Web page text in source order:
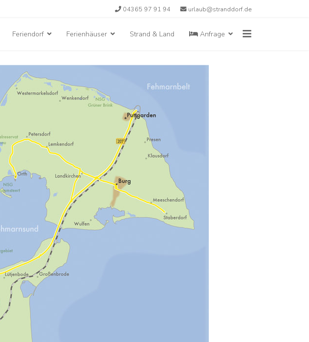
04365 97 91 94 urlaub@stranddorf.de
Feriendorf Ferienhäuser Strand & Land Anfrage